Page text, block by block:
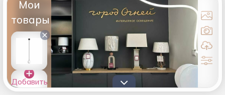
Мои
товары
×
Добавить
товары в